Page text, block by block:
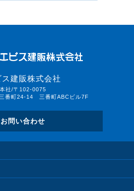
ス建販株式会社
本社/〒102-0075
番町24-14 三番町ABCビル7F
お問い合わせ